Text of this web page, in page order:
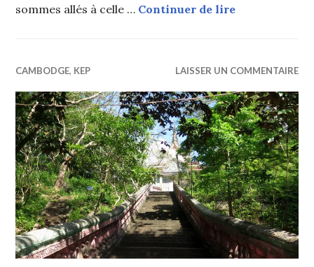
sommes allés à celle … Continuer de lireKep : Jour 2
CAMBODGE, KEP LAISSER UN COMMENTAIRE